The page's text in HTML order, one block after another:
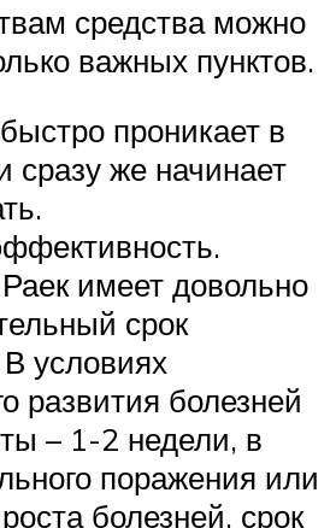
средства можно
важных пунктов.
проникает в
сразу же начинает
имеет довольно
срок
условиях
развития болезней
– 1-2 недели, в
поражения или
болезней, срок